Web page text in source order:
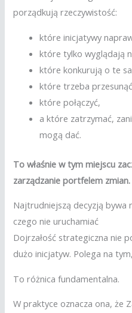
porządkują rzeczywistość:
które inicjatywy
które tylko wyglądają
które konkurują o te
które trzeba
które połączyć,
a które zatrzymać,
mogą dać.
To właśnie w tym miejscu
zarządzanie portfelem zmian.
Najtrudniejszą decyzją bywa
czego nie uruchamiać
Dojrzałość strategiczna nie
dużo inicjatyw. Polega na
To różnica fundamentalna.
W praktyce oznacza ona, że